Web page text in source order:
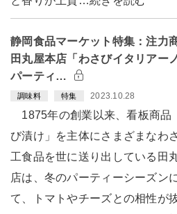
静岡食品マーケット特集：注力
田丸屋本店「わさびイタリアー
パーティ…
調味料 特集 2023.10.28
1875年の創業以来、看板商品
び漬け」を主体にさまざまなわ
工食品を世に送り出している田
店は、冬のパーティーシーズン
て、トマトやチーズとの相性が